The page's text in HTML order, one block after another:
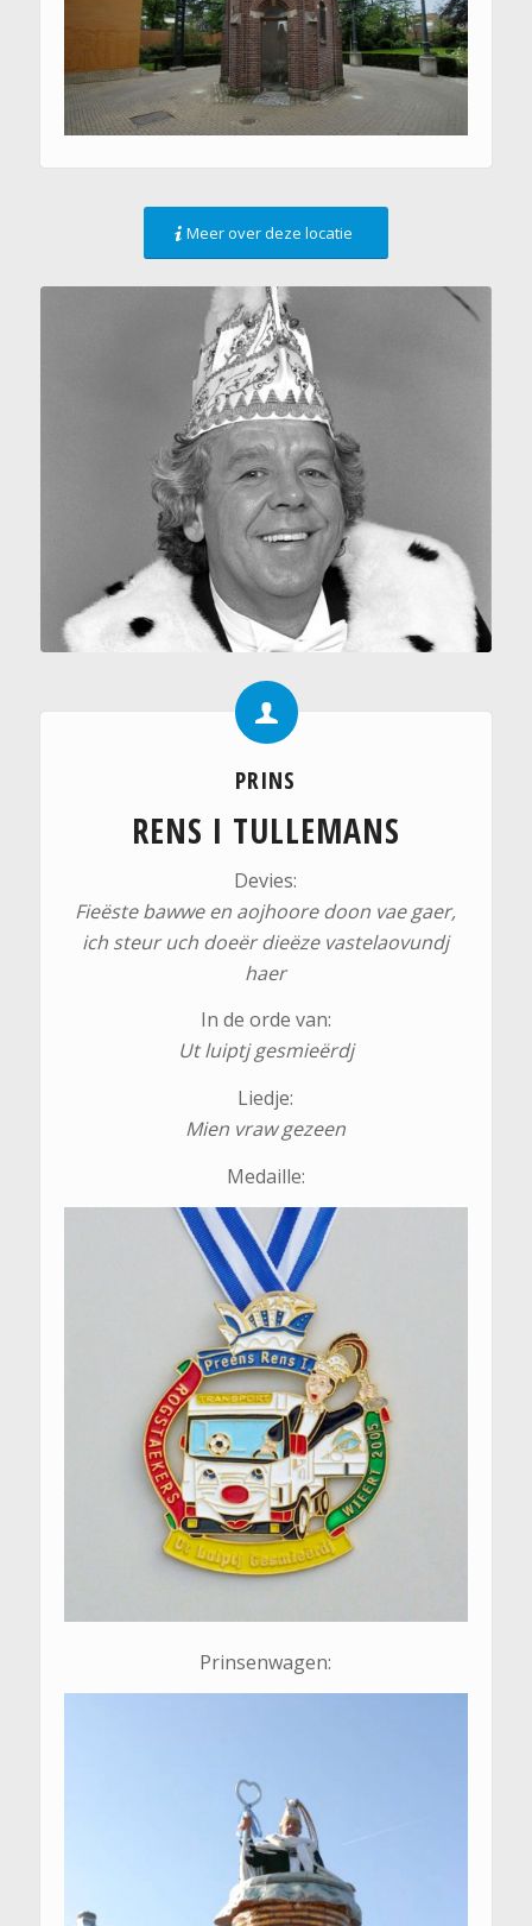
Meer over deze locatie
PRINS
RENS I TULLEMANS
Devies:
Fieëste bawwe en aojhoore doon vae gaer,
ich steur uch doeër dieëze vastelaovundj
haer
In de orde van:
Ut luiptj gesmieërdj
Liedje:
Mien vraw gezeen
Medaille:
Prinsenwagen: